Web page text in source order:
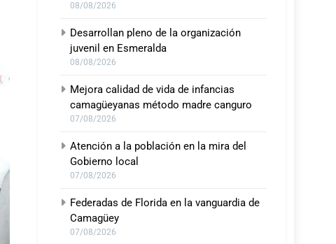
08/08/2026
Desarrollan pleno de la organización
juvenil en Esmeralda
08/08/2026
Mejora calidad de vida de infancias
camagüeyanas método madre canguro
07/08/2026
Atención a la población en la mira del
Gobierno local
07/08/2026
Federadas de Florida en la vanguardia de
Camagüey
07/08/2026